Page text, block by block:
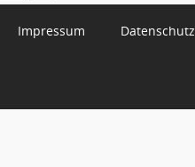
Impressum Datenschutz